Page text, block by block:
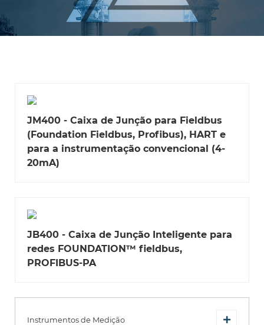
Instrumentos de Medição
JM400 - Caixa de Junção para Fieldbus
(Foundation Fieldbus, Profibus), HART e
para a instrumentação convencional (4-
20mA)
JB400 - Caixa de Junção Inteligente para
redes FOUNDATION™ fieldbus,
PROFIBUS-PA